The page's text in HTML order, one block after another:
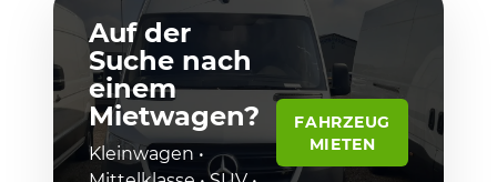
Auf der
Suche nach
einem
Mietwagen?
Kleinwagen •
FAHRZEUG
MIETEN